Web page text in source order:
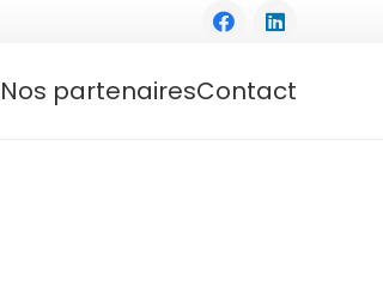
Nos partenairesContact